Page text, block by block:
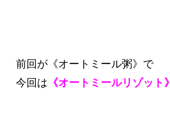
前回が《オートミール粥》で
今回は 《オートミールリゾット》